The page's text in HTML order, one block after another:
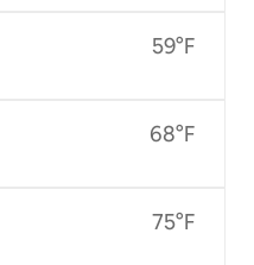
59°F
68°F
75°F